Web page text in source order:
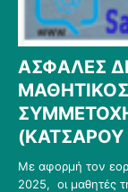
ΑΣΦΑΛΕΣ
ΣΥΜΜΕΤΟΧΗ
(ΚΑΤΣΑΡΟΥ
Με αφορμή τον
2025, οι μαθητές